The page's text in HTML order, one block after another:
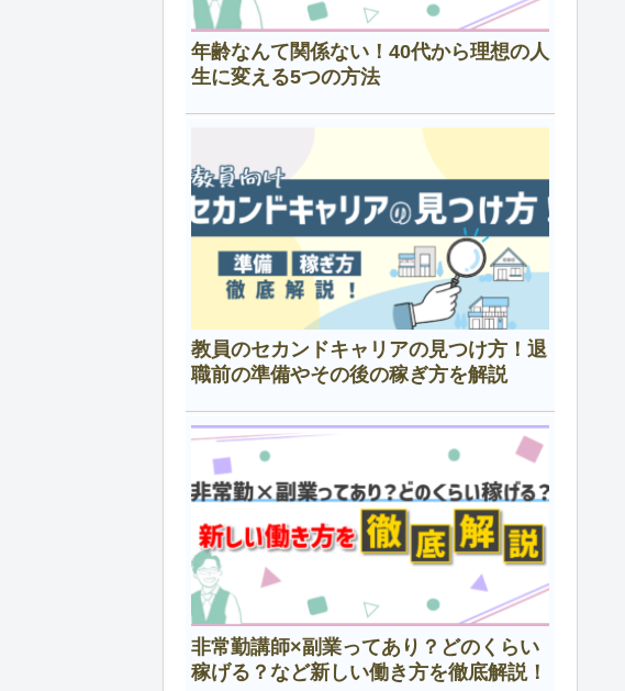
年齢なんて関係ない！40代から理想の人
生に変える5つの方法
教員のセカンドキャリアの見つけ方！退
職前の準備やその後の稼ぎ方を解説
非常勤講師×副業ってあり？どのくらい
稼げる？など新しい働き方を徹底解説！